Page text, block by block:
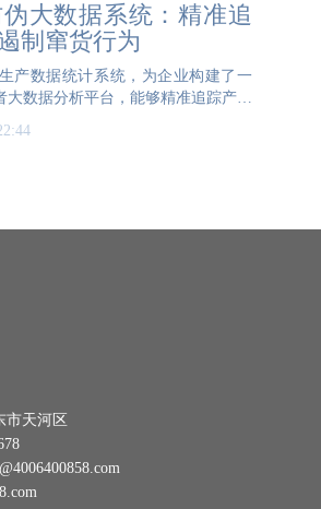
大数据系统：精准追
制窜货行为
产数据统计系统，为企业构建了一
大数据分析平台，能够精准追踪产品
息，为市场管理提供有力支持。该系
商与消费者的扫码数据，实现了对产
天河区